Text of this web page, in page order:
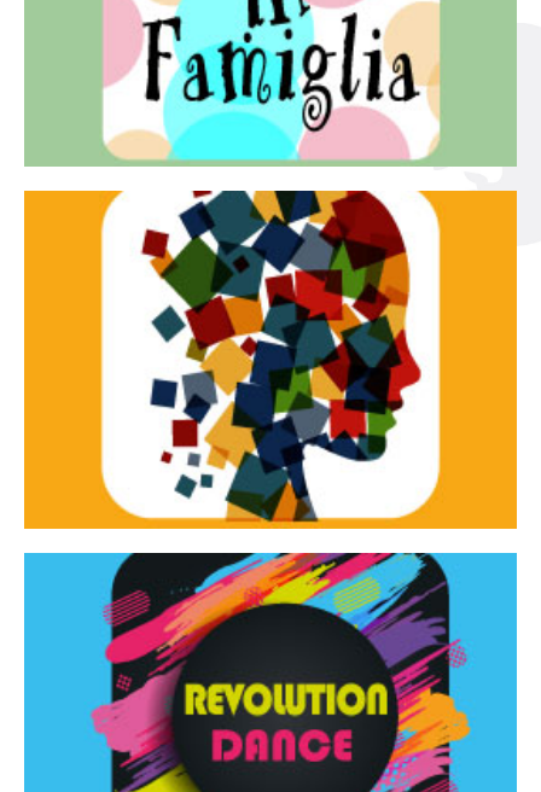
Teatro in famiglia
Teatro In Famiglia è una rassegna di teatro concepita
per far condividere e godere del teatro all’intera
Tracce dinamiche
Tracce Dinamiche è una rassegna di teatro
d’innovazione e sperimentale.
Continua
Revolution Dance
Rassegna di danza contemporanea – I Edizione